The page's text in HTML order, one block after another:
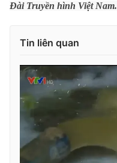
Video
VTV Money
VTV Sức khoẻ
Đài Truyền hình Việt Nam.
Tin liên quan